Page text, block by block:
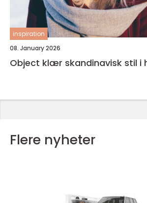
inspiration
08. January 2026
Object klær skandinavisk
Flere nyheter